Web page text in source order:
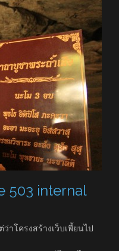
503 internal
าโครงสร้างเว็บเพี้ยนไป